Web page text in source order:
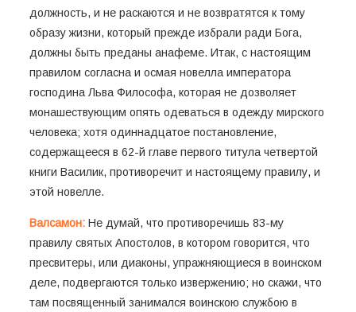
должность, и не раскаются и не возвратятся к тому
образу жизни, который прежде избрали ради Бога,
должны быть преданы анафеме. Итак, с настоящим
правилом согласна и осмая новелла императора
господина Льва Философа, которая не дозволяет
монашествующим опять одеваться в одежду мирского
человека; хотя одиннадцатое постановление,
содержащееся в 62-й главе первого титула четвертой
книги Василик, противоречит и настоящему правилу, и
этой новелле.
Валсамон:Не думай, что противоречишь 83-му
правилу святых Апостолов, в котором говорится, что
пресвитеры, или диаконы, упражняющиеся в воинском
деле, подвергаются только извержению; но скажи, что
там посвященный занимался воинскою службою в